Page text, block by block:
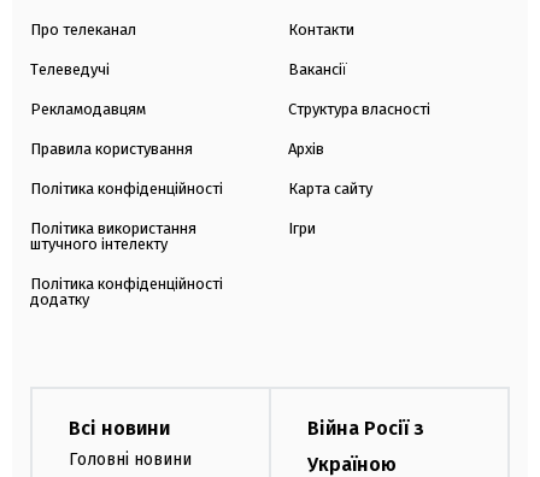
Про телеканал
Телеведучі
Рекламодавцям
Правила користування
Політика конфіденційності
Політика використання
штучного інтелекту
Політика конфіденційності
додатку
Контакти
Вакансії
Структура власності
Архів
Карта сайту
Ігри
Всі новини
Головні новини
Війна Росії з
Україною